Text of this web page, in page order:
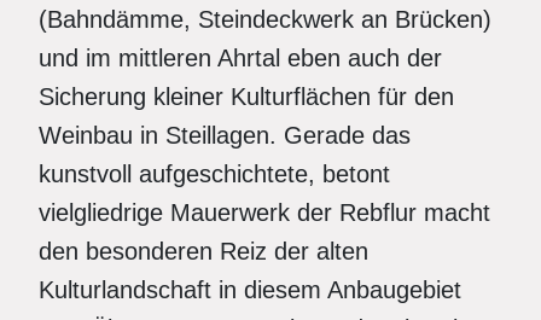
(Bahndämme, Steindeckwerk an Brücken)
und im mittleren Ahrtal eben auch der
Sicherung kleiner Kulturflächen für den
Weinbau in Steillagen. Gerade das
kunstvoll aufgeschichtete, betont
vielgliedrige Mauerwerk der Rebflur macht
den besonderen Reiz der alten
Kulturlandschaft in diesem Anbaugebiet